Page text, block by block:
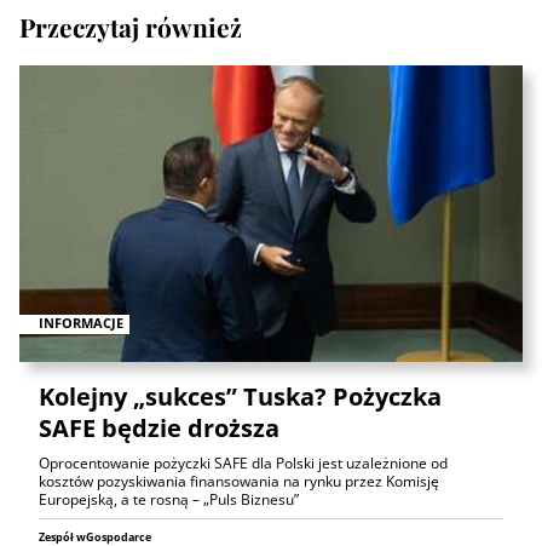
Przeczytaj również
INFORMACJE
Kolejny „sukces” Tuska? Pożyczka
SAFE będzie droższa
Oprocentowanie pożyczki SAFE dla Polski jest uzależnione od
kosztów pozyskiwania finansowania na rynku przez Komisję
Europejską, a te rosną – „Puls Biznesu”
Zespół wGospodarce